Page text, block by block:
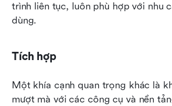
trình liên tục, luôn phù hợp với nhu
dùng.
Tích hợp
Một khía cạnh quan trọng khác là
mượt mà với các công cụ và nền